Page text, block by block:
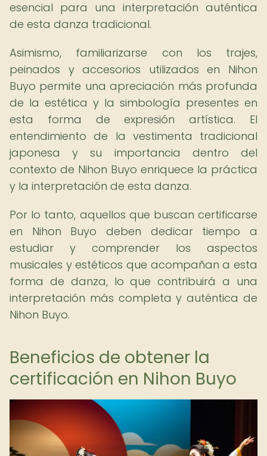
esencial para una interpretación auténtica
de esta danza tradicional.
Asimismo, familiarizarse con los trajes,
peinados y accesorios utilizados en Nihon
Buyo permite una apreciación más profunda
de la estética y la simbología presentes en
esta forma de expresión artística. El
entendimiento de la vestimenta tradicional
japonesa y su importancia dentro del
contexto de Nihon Buyo enriquece la práctica
y la interpretación de esta danza.
Por lo tanto, aquellos que buscan certificarse
en Nihon Buyo deben dedicar tiempo a
estudiar y comprender los aspectos
musicales y estéticos que acompañan a esta
forma de danza, lo que contribuirá a una
interpretación más completa y auténtica de
Nihon Buyo.
Beneficios de obtener la
certificación en Nihon Buyo